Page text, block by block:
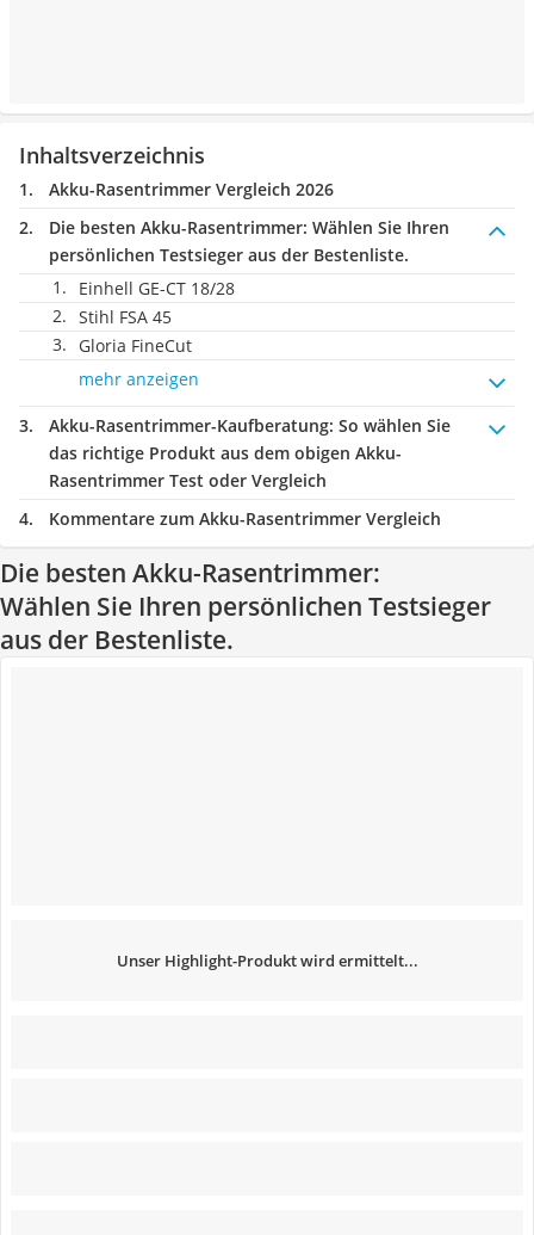
Inhaltsverzeichnis
Akku-Rasentrimmer Vergleich 2026
Die besten Akku-Rasentrimmer: Wählen Sie Ihren
persönlichen Testsieger aus der Bestenliste.
Einhell GE-CT 18/28
Stihl FSA 45
Gloria FineCut
mehr anzeigen
Akku-Rasentrimmer-Kaufberatung: So wählen Sie
das richtige Produkt aus dem obigen Akku-
Rasentrimmer Test oder Vergleich
Kommentare zum Akku-Rasentrimmer Vergleich
Die besten Akku-Rasentrimmer:
Wählen Sie Ihren persönlichen Testsieger
aus der Bestenliste.
Unser Highlight-Produkt wird ermittelt...